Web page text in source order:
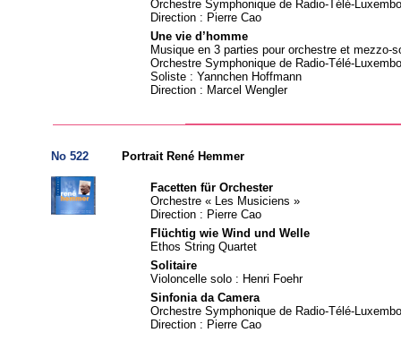
Orchestre Symphonique de Radio-Télé-
Direction : Pierre Cao
Une vie d’homme
Musique en 3 parties pour orchestre et mezzo-
Orchestre Symphonique de Radio-Télé-
Soliste : Yannchen Hoffmann
Direction : Marcel Wengler
No 522 Portrait René Hemmer
Facetten für Orchester
Orchestre « Les Musiciens »
Direction : Pierre Cao
Flüchtig wie Wind und Welle
Ethos String Quartet
Solitaire
Violoncelle solo : Henri Foehr
Sinfonia da Camera
Orchestre Symphonique de Radio-Télé-
Direction : Pierre Cao